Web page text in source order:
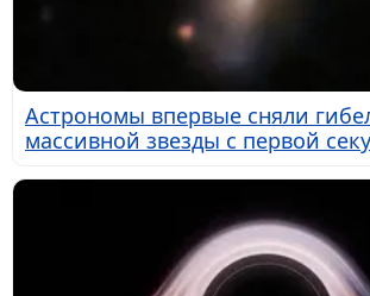
Астрономы впервые сняли
массивной звезды с первой